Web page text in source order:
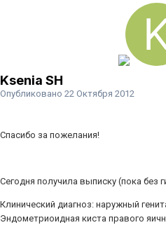
Ksenia SH
Опубликовано 22 Октября 2012
Спасибо за пожелания!
Сегодня получила выписку (пока без
Клинический диагноз: наружный
Эндометриоидная киста правого